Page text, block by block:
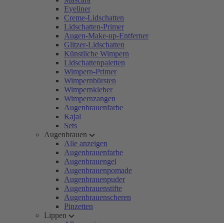
Eyeliner
Creme-Lidschatten
Lidschatten-Primer
Augen-Make-up-Entferner
Glitzer-Lidschatten
Künstliche Wimpern
Lidschattenpaletten
Wimpern-Primer
Wimpernbürsten
Wimpernkleber
Wimpernzangen
Augenbrauenfarbe
Kajal
Sets
Augenbrauen
Alle anzeigen
Augenbrauenfarbe
Augenbrauengel
Augenbrauenpomade
Augenbrauenpuder
Augenbrauenstifte
Augenbrauenscheren
Pinzetten
Lippen